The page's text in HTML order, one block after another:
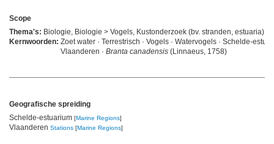
Scope
Thema's: Biologie, Biologie > Vogels, Kustonderzoek (bv. stranden, estuaria)
Kernwoorden: Zoet water · Terrestrisch · Vogels · Watervogels · Schelde-
Vlaanderen · Branta canadensis (Linnaeus, 1758)
Geografische spreiding
Schelde-estuarium [Marine Regions]
Vlaanderen Stations [Marine Regions]